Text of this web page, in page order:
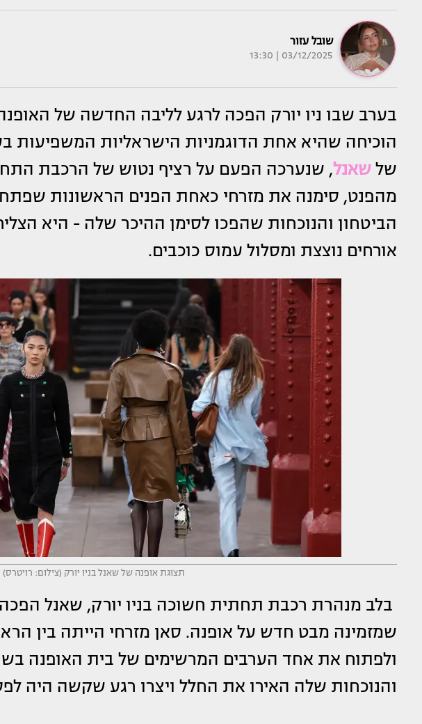
שובל עזור
03/12/2025 | 13:30
בערב שבו ניו יורק הפכה לרגע לליבה החדשה של
הוכיחה שהיא אחת הדוגמניות הישראליות המשפיעות
שלשאנל, שנערכה הפעם על רציף נטוש של הרכבת
מהפנט, סימנה את מזרחי כאחת הפנים הראשונות
הביטחון והנוכחות שהפכו לסימן ההיכר שלה - היא
אורחים נוצצת ומסלול עמוס כוכבים.
תצוגת אופנה של שאנל בניו יורק (צילום: רויטרס)
בלב מנהרת רכבת תחתית חשוכה בניו יורק, שאנל
שמזמינה מבט חדש על אופנה. סאן מזרחי הייתה בין
ולפתוח את אחד הערבים המרשימים של בית האופנה
והנוכחות שלה האירו את החלל ויצרו רגע שקשה היה